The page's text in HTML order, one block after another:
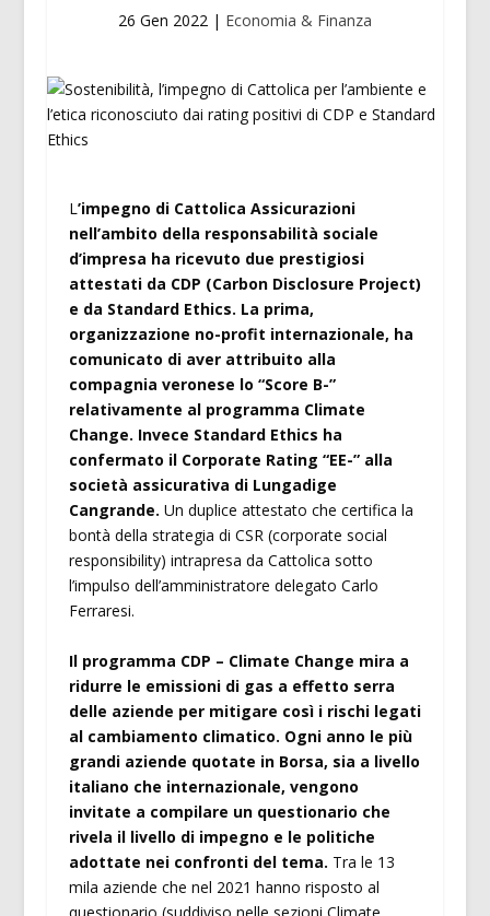
26 Gen 2022| Economia & Finanza
L’impegno di Cattolica Assicurazioni
nell’ambito della responsabilità sociale
d’impresa ha ricevuto due prestigiosi
attestati da CDP (Carbon Disclosure Project)
e da Standard Ethics. La prima,
organizzazione no-profit internazionale, ha
comunicato di aver attribuito alla
compagnia veronese lo “Score B-”
relativamente al programma Climate
Change. Invece Standard Ethics ha
confermato il Corporate Rating “EE-” alla
società assicurativa di Lungadige
Cangrande. Un duplice attestato che certifica la
bontà della strategia di CSR (corporate social
responsibility) intrapresa da Cattolica sotto
l’impulso dell’amministratore delegato Carlo
Ferraresi.
Il programma CDP – Climate Change mira a
ridurre le emissioni di gas a effetto serra
delle aziende per mitigare così i rischi legati
al cambiamento climatico. Ogni anno le più
grandi aziende quotate in Borsa, sia a livello
italiano che internazionale, vengono
invitate a compilare un questionario che
rivela il livello di impegno e le politiche
adottate nei confronti del tema. Tra le 13
mila aziende che nel 2021 hanno risposto al
questionario (suddiviso nelle sezioni Climate